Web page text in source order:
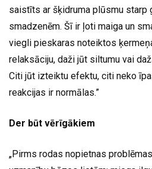
saistīts ar šķidruma plūsmu starp
smadzenēm. Šī ir ļoti maiga un
viegli pieskaras noteiktos
relaksāciju, daži jūt siltumu vai
Citi jūt izteiktu efektu, citi neko
reakcijas ir normālas.”
Der būt vērīgākiem
„Pirms rodas nopietnas